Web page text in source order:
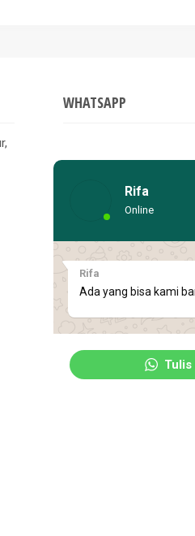
WHATSAPP
Rifa
Online
Rifa
Ada yang bisa kami
Tulis